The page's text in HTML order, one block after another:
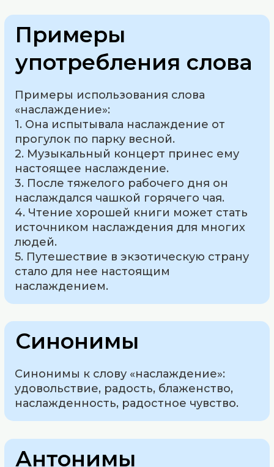
Примеры
употребления слова
Примеры использования слова
«наслаждение»:
1. Она испытывала наслаждение от
прогулок по парку весной.
2. Музыкальный концерт принес ему
настоящее наслаждение.
3. После тяжелого рабочего дня он
наслаждался чашкой горячего чая.
4. Чтение хорошей книги может стать
источником наслаждения для многих
людей.
5. Путешествие в экзотическую страну
стало для нее настоящим
наслаждением.
Синонимы
Синонимы к слову «наслаждение»:
удовольствие, радость, блаженство,
наслажденность, радостное чувство.
Антонимы